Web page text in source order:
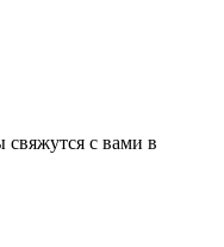
свяжутся с вами в